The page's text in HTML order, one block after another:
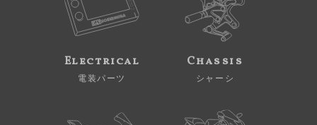
Electrical
電装パーツ
Chassis
シャーシ